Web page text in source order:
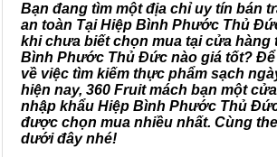
Bạn đang tìm một địa chỉ uy tín bán
an toàn Tại Hiệp Bình Phước Thủ
khi chưa biết chọn mua tại cửa hàng
Bình Phước Thủ Đức nào giá tốt?
về việc tìm kiếm thực phẩm sạch
hiện nay, 360 Fruit mách bạn một
nhập khẩu Hiệp Bình Phước Thủ
được chọn mua nhiều nhất. Cùng
dưới đây nhé!